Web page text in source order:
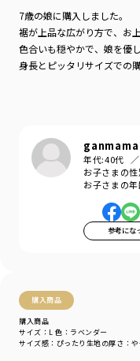
7歳の娘に購入しました。
裾が上品な広がり方で、お
色合いも穏やかで、娘を優
身長とピッタリサイズでの
ganmama
年代:40代
お子さまの性
お子さまの
参考にな
購入商品
購入商品
サイズ感 ：ぴったり 生地の厚さ ：
サイズ：L 色：ラベンダー